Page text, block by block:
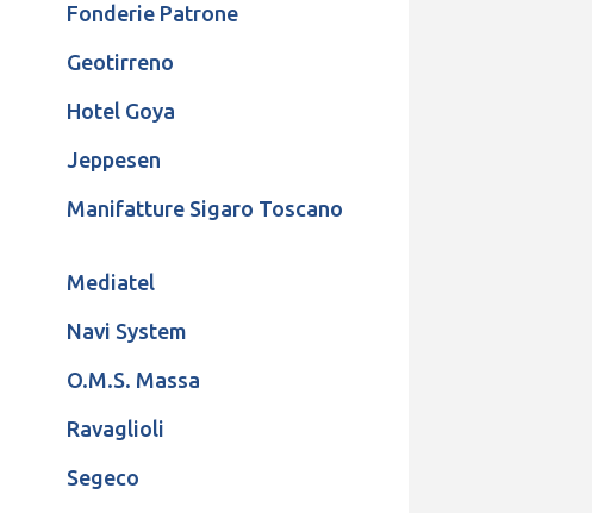
Fonderie Patrone
Geotirreno
Hotel Goya
Jeppesen
Manifatture Sigaro Toscano
Mediatel
Navi System
O.M.S. Massa
Ravaglioli
Segeco